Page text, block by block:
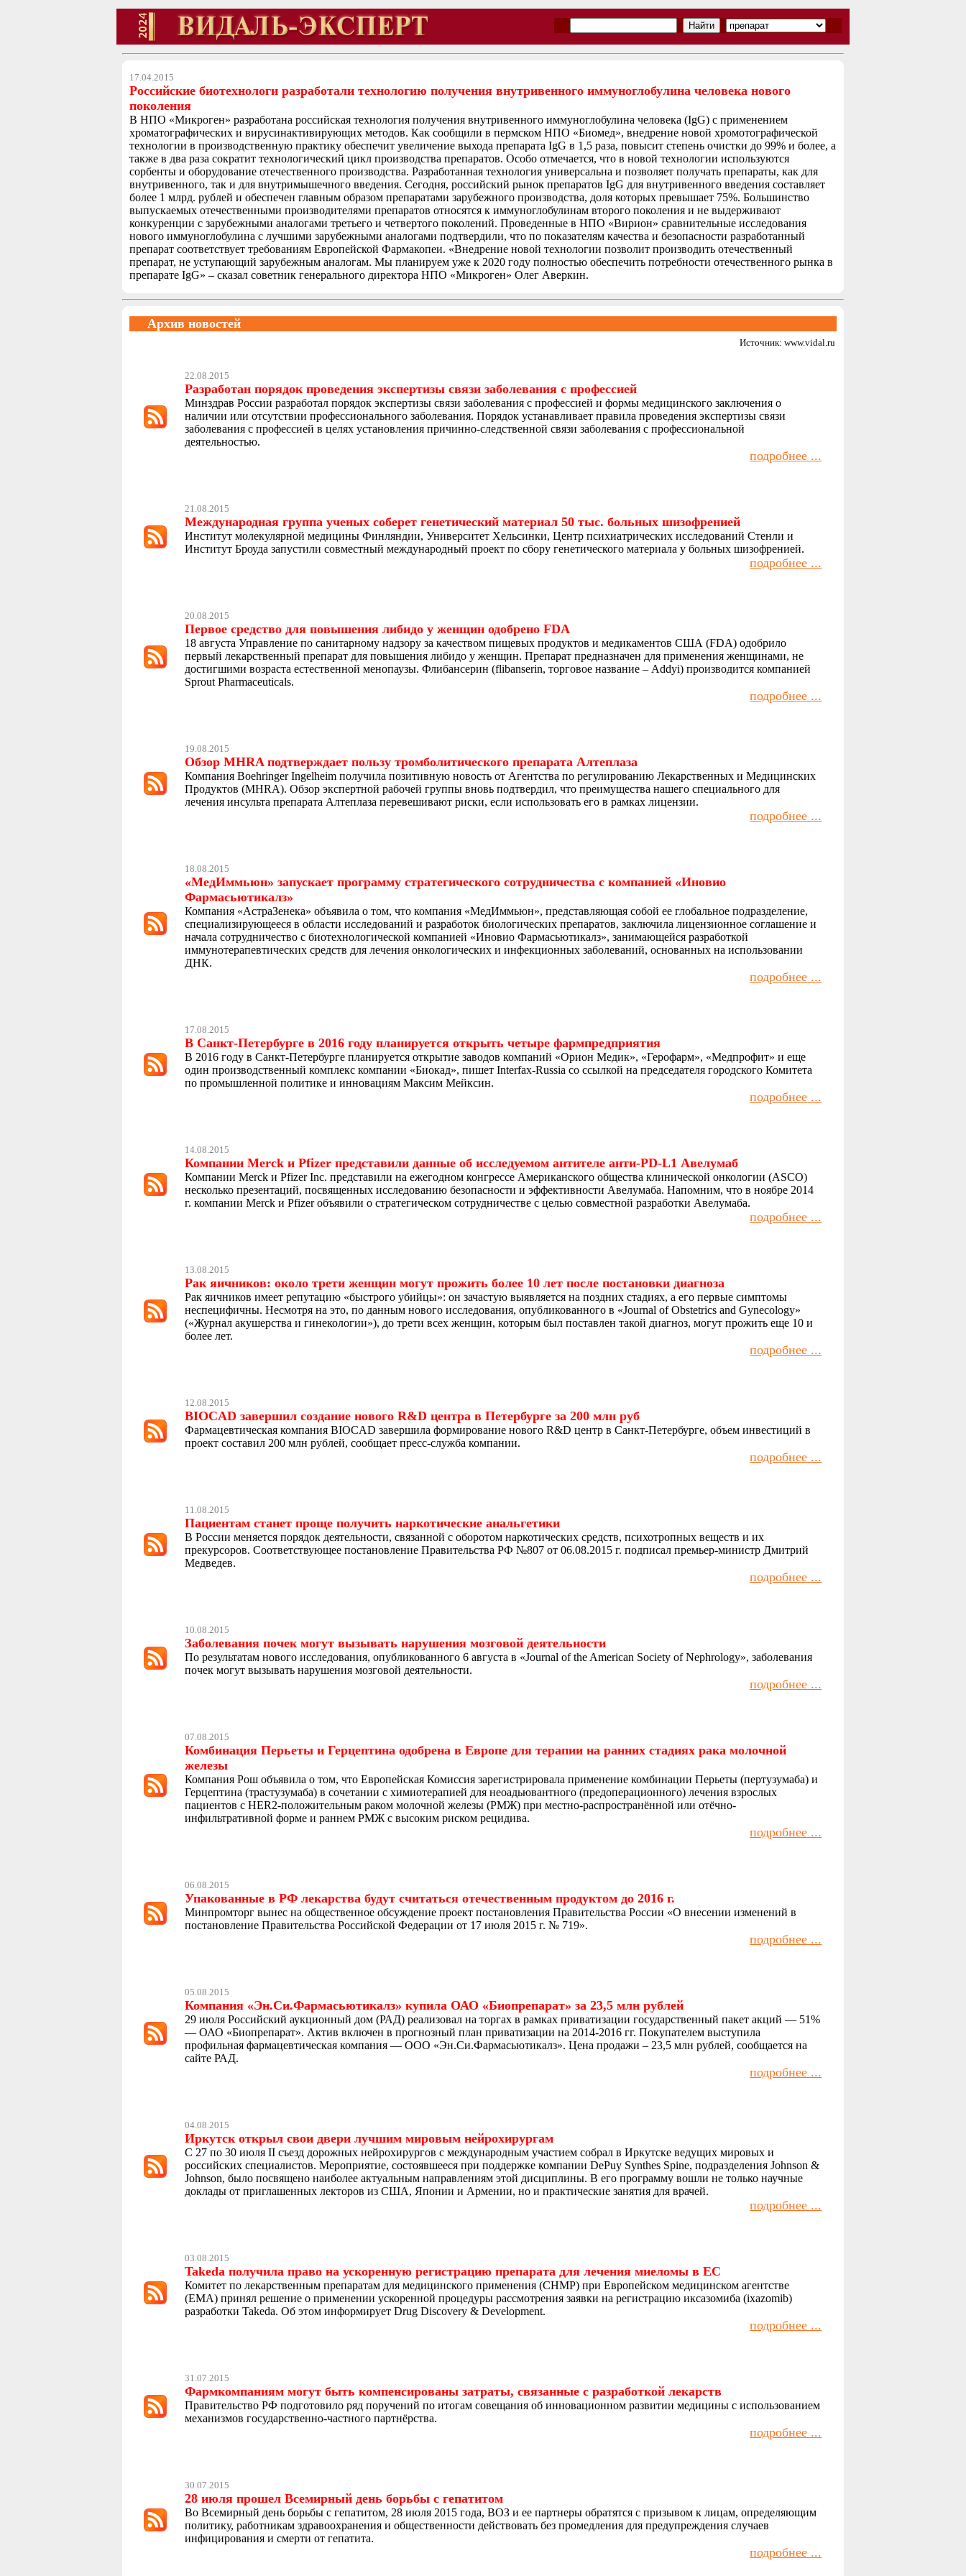
17.04.2015
Российские биотехнологи разработали технологию получения внутривенного иммуноглобулина человека нового
поколения
В НПО «Микроген» разработана российская технология получения внутривенного иммуноглобулина человека (IgG) с применением
хроматографических и вирусинактивирующих методов. Как сообщили в пермском НПО «Биомед», внедрение новой хромотографической
технологии в производственную практику обеспечит увеличение выхода препарата IgG в 1,5 раза, повысит степень очистки до 99% и более, а
также в два раза сократит технологический цикл производства препаратов. Особо отмечается, что в новой технологии используются
сорбенты и оборудование отечественного производства. Разработанная технология универсальна и позволяет получать препараты, как для
внутривенного, так и для внутримышечного введения. Сегодня, российский рынок препаратов IgG для внутривенного введения составляет
более 1 млрд. рублей и обеспечен главным образом препаратами зарубежного производства, доля которых превышает 75%. Большинство
выпускаемых отечественными производителями препаратов относятся к иммуноглобулинам второго поколения и не выдерживают
конкуренции с зарубежными аналогами третьего и четвертого поколений. Проведенные в НПО «Вирион» сравнительные исследования
нового иммуноглобулина с лучшими зарубежными аналогами подтвердили, что по показателям качества и безопасности разработанный
препарат соответствует требованиям Европейской Фармакопеи. «Внедрение новой технологии позволит производить отечественный
препарат, не уступающий зарубежным аналогам. Мы планируем уже к 2020 году полностью обеспечить потребности отечественного рынка в
препарате IgG» – сказал советник генерального директора НПО «Микроген» Олег Аверкин.
Архив новостей
Источник: www.vidal.ru
22.08.2015
Разработан порядок проведения экспертизы связи заболевания с профессией
Минздрав России разработал порядок экспертизы связи заболевания с профессией и формы медицинского заключения о
наличии или отсутствии профессионального заболевания. Порядок устанавливает правила проведения экспертизы связи
заболевания с профессией в целях установления причинно-следственной связи заболевания с профессиональной
деятельностью.
подробнее ...
21.08.2015
Международная группа ученых соберет генетический материал 50 тыс. больных шизофренией
Институт молекулярной медицины Финляндии, Университет Хельсинки, Центр психиатрических исследований Стенли и
Институт Броуда запустили совместный международный проект по сбору генетического материала у больных шизофренией.
подробнее ...
20.08.2015
Первое средство для повышения либидо у женщин одобрено FDA
18 августа Управление по санитарному надзору за качеством пищевых продуктов и медикаментов США (FDA) одобрило
первый лекарственный препарат для повышения либидо у женщин. Препарат предназначен для применения женщинами, не
достигшими возраста естественной менопаузы. Флибансерин (flibanserin, торговое название – Addyi) производится компанией
Sprout Pharmaceuticals.
подробнее ...
19.08.2015
Обзор MHRA подтверждает пользу тромболитического препарата Алтеплаза
Компания Boehringer Ingelheim получила позитивную новость от Агентства по регулированию Лекарственных и Медицинских
Продуктов (MHRА). Обзор экспертной рабочей группы вновь подтвердил, что преимущества нашего специального для
лечения инсульта препарата Алтеплаза перевешивают риски, если использовать его в рамках лицензии.
подробнее ...
18.08.2015
«МедИммьюн» запускает программу стратегического сотрудничества с компанией «Иновио
Фармасьютикалз»
Компания «АстраЗенека» объявила о том, что компания «МедИммьюн», представляющая собой ее глобальное подразделение,
специализирующееся в области исследований и разработок биологических препаратов, заключила лицензионное соглашение и
начала сотрудничество с биотехнологической компанией «Иновио Фармасьютикалз», занимающейся разработкой
иммунотерапевтических средств для лечения онкологических и инфекционных заболеваний, основанных на использовании
ДНК.
подробнее ...
17.08.2015
В Санкт-Петербурге в 2016 году планируется открыть четыре фармпредприятия
В 2016 году в Санкт-Петербурге планируется открытие заводов компаний «Орион Медик», «Герофарм», «Медпрофит» и еще
один производственный комплекс компании «Биокад», пишет Interfax-Russia со ссылкой на председателя городского Комитета
по промышленной политике и инновациям Максим Мейксин.
подробнее ...
14.08.2015
Компании Merck и Pfizer представили данные об исследуемом антителе анти-PD-L1 Авелумаб
Компании Merck и Pfizer Inc. представили на ежегодном конгрессе Американского общества клинической онкологии (ASCO)
несколько презентаций, посвященных исследованию безопасности и эффективности Авелумаба. Напомним, что в ноябре 2014
г. компании Merck и Pfizer объявили о стратегическом сотрудничестве с целью совместной разработки Авелумаба.
подробнее ...
13.08.2015
Рак яичников: около трети женщин могут прожить более 10 лет после постановки диагноза
Рак яичников имеет репутацию «быстрого убийцы»: он зачастую выявляется на поздних стадиях, а его первые симптомы
неспецифичны. Несмотря на это, по данным нового исследования, опубликованного в «Journal of Obstetrics and Gynecology»
(«Журнал акушерства и гинекологии»), до трети всех женщин, которым был поставлен такой диагноз, могут прожить еще 10 и
более лет.
подробнее ...
12.08.2015
BIOCAD завершил создание нового R&D центра в Петербурге за 200 млн руб
Фармацевтическая компания BIOCAD завершила формирование нового R&D центр в Санкт-Петербурге, объем инвестиций в
проект составил 200 млн рублей, сообщает пресс-служба компании.
подробнее ...
11.08.2015
Пациентам станет проще получить наркотические анальгетики
В России меняется порядок деятельности, связанной с оборотом наркотических средств, психотропных веществ и их
прекурсоров. Соответствующее постановление Правительства РФ №807 от 06.08.2015 г. подписал премьер-министр Дмитрий
Медведев.
подробнее ...
10.08.2015
Заболевания почек могут вызывать нарушения мозговой деятельности
По результатам нового исследования, опубликованного 6 августа в «Journal of the American Society of Nephrology», заболевания
почек могут вызывать нарушения мозговой деятельности.
подробнее ...
07.08.2015
Комбинация Перьеты и Герцептина одобрена в Европе для терапии на ранних стадиях рака молочной
железы
Компания Рош объявила о том, что Европейская Комиссия зарегистрировала применение комбинации Перьеты (пертузумаба) и
Герцептина (трастузумаба) в сочетании с химиотерапией для неоадьювантного (предоперационного) лечения взрослых
пациентов с HER2-положительным раком молочной железы (РМЖ) при местно-распространённой или отёчно-
инфильтративной форме и раннем РМЖ с высоким риском рецидива.
подробнее ...
06.08.2015
Упакованные в РФ лекарства будут считаться отечественным продуктом до 2016 г.
Минпромторг вынес на общественное обсуждение проект постановления Правительства России «О внесении изменений в
постановление Правительства Российской Федерации от 17 июля 2015 г. № 719».
подробнее ...
05.08.2015
Компания «Эн.Си.Фармасьютикалз» купила ОАО «Биопрепарат» за 23,5 млн рублей
29 июля Российский аукционный дом (РАД) реализовал на торгах в рамках приватизации государственный пакет акций — 51%
— ОАО «Биопрепарат». Актив включен в прогнозный план приватизации на 2014-2016 гг. Покупателем выступила
профильная фармацевтическая компания — ООО «Эн.Си.Фармасьютикалз». Цена продажи – 23,5 млн рублей, сообщается на
сайте РАД.
подробнее ...
04.08.2015
Иркутск открыл свои двери лучшим мировым нейрохирургам
С 27 по 30 июля II съезд дорожных нейрохирургов с международным участием собрал в Иркутске ведущих мировых и
российских специалистов. Мероприятие, состоявшееся при поддержке компании DePuy Synthes Spine, подразделения Johnson &
Johnson, было посвящено наиболее актуальным направлениям этой дисциплины. В его программу вошли не только научные
доклады от приглашенных лекторов из США, Японии и Армении, но и практические занятия для врачей.
подробнее ...
03.08.2015
Takeda получила право на ускоренную регистрацию препарата для лечения миеломы в ЕС
Комитет по лекарственным препаратам для медицинского применения (CHMP) при Европейском медицинском агентстве
(EMA) принял решение о применении ускоренной процедуры рассмотрения заявки на регистрацию иксазомиба (ixazomib)
разработки Takeda. Об этом информирует Drug Discovery & Development.
подробнее ...
31.07.2015
Фармкомпаниям могут быть компенсированы затраты, связанные с разработкой лекарств
Правительство РФ подготовило ряд поручений по итогам совещания об инновационном развитии медицины с использованием
механизмов государственно-частного партнёрства.
подробнее ...
30.07.2015
28 июля прошел Всемирный день борьбы с гепатитом
Во Всемирный день борьбы с гепатитом, 28 июля 2015 года, ВОЗ и ее партнеры обратятся с призывом к лицам, определяющим
политику, работникам здравоохранения и общественности действовать без промедления для предупреждения случаев
инфицирования и смерти от гепатита.
подробнее ...